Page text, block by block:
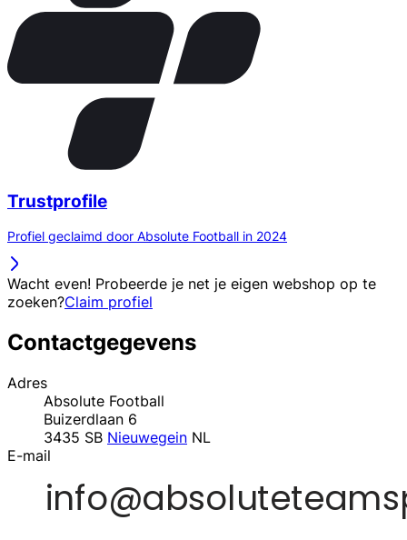
Trustprofile
Profiel geclaimd door Absolute Football in 2024
Wacht even! Probeerde je net je eigen webshop op te
zoeken?Claim profiel
Contactgegevens
Adres
Absolute Football
Buizerdlaan 6
3435 SB Nieuwegein NL
E-mail